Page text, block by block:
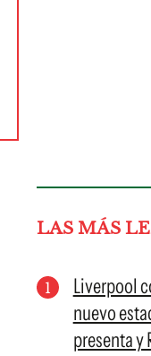
LAS MÁS
Liverpool
nuevo
presenta y